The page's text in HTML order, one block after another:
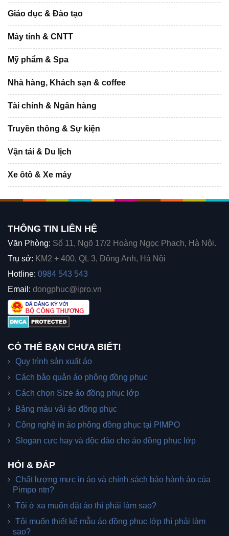
Giáo dục & Đào tạo
Máy tính & CNTT
Mỹ phẩm & Spa
Nhà hàng, Khách sạn & coffee
Tài chính & Ngân hàng
Truyền thông & Sự kiện
Vận tải & Du lịch
Xe ôtô & Xe máy
THÔNG TIN LIÊN HỆ
Văn Phòng: Số 11, Ngõ 17/2 Hoàng Ngọc Phach, Hà Nội.
Trụ sở: KM2 + 400, QL 3, Đông Anh, Hà Nội
Hotline: 0984 543 543
Email: dongphuc@ipro.vn
CÓ THỂ BẠN CHƯA BIẾT!
Quy trình sản xuất áo
Cách bảo quản áo phông đồng phục
Cách chọn Size áo đồng phục lớp
Bảng màu vải áo đồng phục
Công nghệ in áo phông đồng phục tại PIMPO
Slogan cực hay và độc đáo cho áo đồng phục lớp
HỎI & ĐÁP
Chất lượng mưc in áo và chính sách bảo hành áo của
Pimpo ntn?
Tôi ở xa muốn đặt áo thì phải làm sao?
Tôi muốn thiết kế mẫu áo đồng phục lớp thì phải làm
sao?